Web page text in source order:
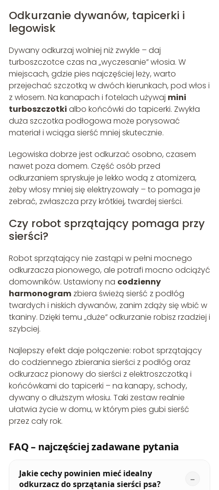
Odkurzanie dywanów, tapicerki i
legowisk
Dywany odkurzaj wolniej niż zwykle – daj
turboszczotce czas na „wyczesanie” włosia. W
miejscach, gdzie pies najczęściej leży, warto
przejechać szczotką w dwóch kierunkach, pod włos i
z włosem. Na kanapach i fotelach używaj mini
turboszczotki albo końcówki do tapicerki. Zwykła
duża szczotka podłogowa może porysować
materiał i wciąga sierść mniej skutecznie.
Legowiska dobrze jest odkurzać osobno, czasem
nawet poza domem. Część osób przed
odkurzaniem spryskuje je lekko wodą z atomizera,
żeby włosy mniej się elektryzowały – to pomaga je
zebrać, zwłaszcza przy krótkiej, twardej sierści.
Czy robot sprzątający pomaga przy
sierści?
Robot sprzątający nie zastąpi w pełni mocnego
odkurzacza pionowego, ale potrafi mocno odciążyć
domowników. Ustawiony na codzienny
harmonogramzbiera świeżą sierść z podłóg
twardych i niskich dywanów, zanim zdąży się wbić w
tkaniny. Dzięki temu „duże” odkurzanie robisz rzadziej i
szybciej.
Najlepszy efekt daje połączenie: robot sprzątający
do codziennego zbierania sierści z podłóg oraz
odkurzacz pionowy do sierści z elektroszczotką i
końcówkami do tapicerki – na kanapy, schody,
dywany o dłuższym włosiu. Taki zestaw realnie
ułatwia życie w domu, w którym pies gubi sierść
przez cały rok.
FAQ – najczęściej zadawane pytania
Jakie cechy powinien mieć idealny
odkurzacz do sprzątania sierści psa?